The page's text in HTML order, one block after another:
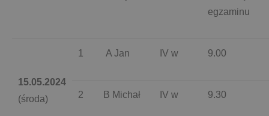
egzaminu
15.05.2024
(środa)
1 A Jan IV w 9.00
2 B Michał IV w 9.30